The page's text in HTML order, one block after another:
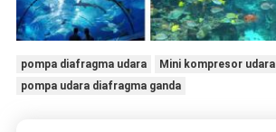
pompa diafragma udara
Mini kompresor udara
pompa udara diafragma ganda